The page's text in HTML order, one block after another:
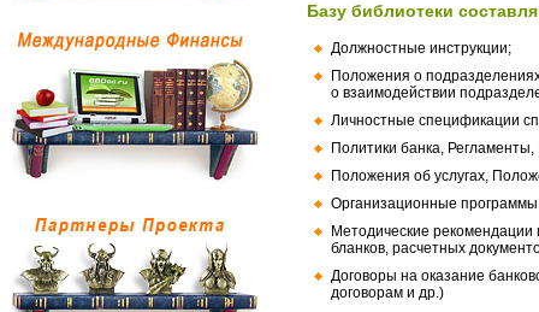
Базу библиотеки
Должностные инструкции;
Положения о
о взаимодействии
Личностные спецификации
Политики банка,
Положения об услугах,
Организационные
Методические
бланков, расчетных
Договоры на оказание
договорам и др.)